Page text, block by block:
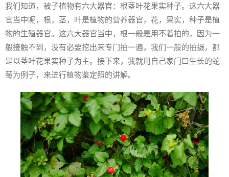
我们知道，被子植物有六大器官：根茎叶花果实种子。这六大器
官当中呢，根，茎，叶是植物的营养器官，花，果实，种子是植
物的生殖器官。这六大器官当中，根一般是用不着拍的，因为一
般接触不到，没有必要挖出来专门拍一遍，我们一般的拍摄，都
是以茎叶花果实种子为主。接下来，我就用自己家门口生长的蛇
莓为例子，来进行植物鉴定照的讲解。